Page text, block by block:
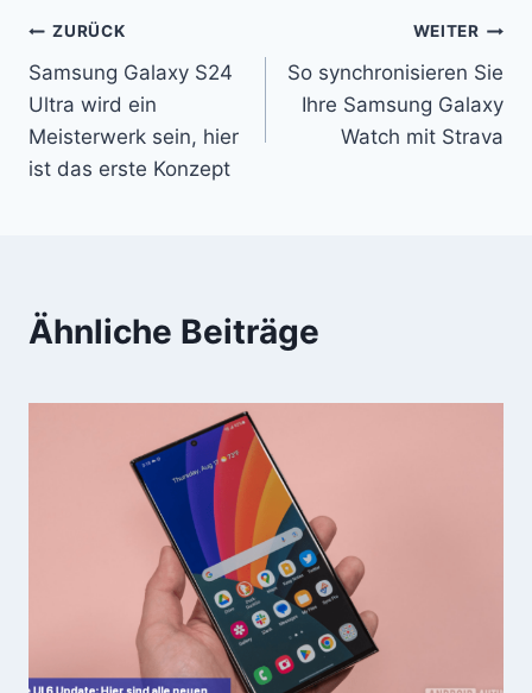
Beitragsnavigation
ZURÜCK
Samsung Galaxy S24
Ultra wird ein
Meisterwerk sein, hier
ist das erste Konzept
WEITER
So synchronisieren Sie
Ihre Samsung Galaxy
Watch mit Strava
Ähnliche Beiträge